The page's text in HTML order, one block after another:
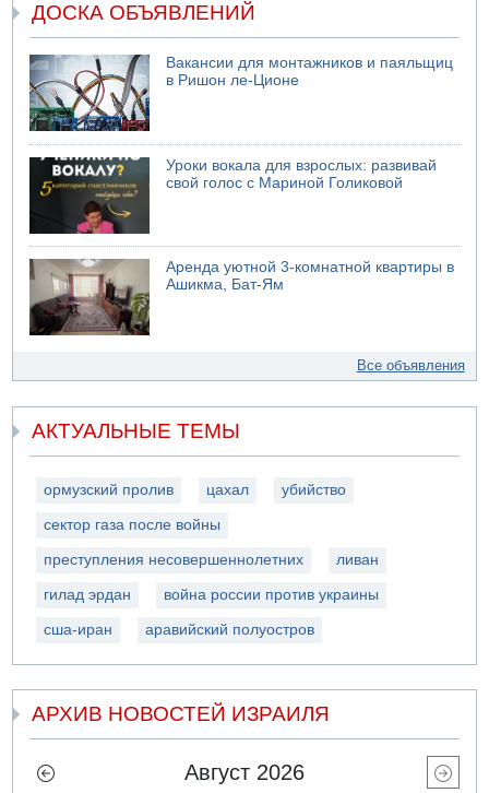
ДОСКА ОБЪЯВЛЕНИЙ
Вакансии для монтажников и паяльщиц
в Ришон ле-Ционе
Уроки вокала для взрослых: развивай
свой голос с Мариной Голиковой
Аренда уютной 3-комнатной квартиры в
Ашикма, Бат-Ям
Все объявления
АКТУАЛЬНЫЕ ТЕМЫ
ормузский пролив цахал убийство
сектор газа после войны
преступления несовершеннолетних ливан
гилад эрдан война россии против украины
сша-иран аравийский полуостров
АРХИВ НОВОСТЕЙ ИЗРАИЛЯ
Август 2026